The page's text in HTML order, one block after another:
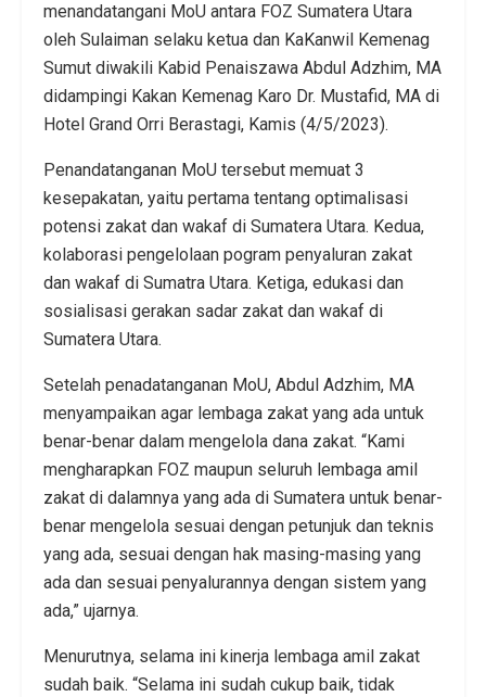
menandatangani MoU antara FOZ Sumatera Utara
oleh Sulaiman selaku ketua dan KaKanwil Kemenag
Sumut diwakili Kabid Penaiszawa Abdul Adzhim, MA
didampingi Kakan Kemenag Karo Dr. Mustafid, MA di
Hotel Grand Orri Berastagi, Kamis (4/5/2023).
Penandatanganan MoU tersebut memuat 3
kesepakatan, yaitu pertama tentang optimalisasi
potensi zakat dan wakaf di Sumatera Utara. Kedua,
kolaborasi pengelolaan pogram penyaluran zakat
dan wakaf di Sumatra Utara. Ketiga, edukasi dan
sosialisasi gerakan sadar zakat dan wakaf di
Sumatera Utara.
Setelah penadatanganan MoU, Abdul Adzhim, MA
menyampaikan agar lembaga zakat yang ada untuk
benar-benar dalam mengelola dana zakat. “Kami
mengharapkan FOZ maupun seluruh lembaga amil
zakat di dalamnya yang ada di Sumatera untuk benar-
benar mengelola sesuai dengan petunjuk dan teknis
yang ada, sesuai dengan hak masing-masing yang
ada dan sesuai penyalurannya dengan sistem yang
ada,” ujarnya.
Menurutnya, selama ini kinerja lembaga amil zakat
sudah baik. “Selama ini sudah cukup baik, tidak